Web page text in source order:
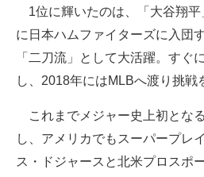
1位に輝いたのは、「大谷翔平
に日本ハムファイターズに入団
「二刀流」として大活躍。すぐ
し、2018年にはMLBへ渡り挑戦
これまでメジャー史上初とな
し、アメリカでもスーパープレ
ス・ドジャースと北米プロスポ